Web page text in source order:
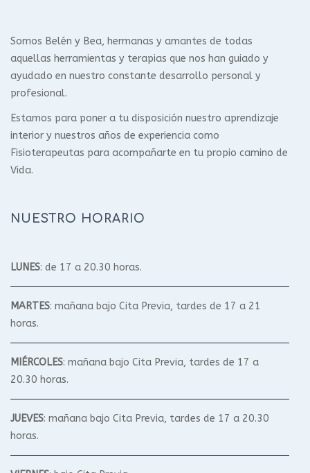
Somos Belén y Bea, hermanas y amantes de todas
aquellas herramientas y terapias que nos han guiado y
ayudado en nuestro constante desarrollo personal y
profesional.
Estamos para poner a tu disposición nuestro aprendizaje
interior y nuestros años de experiencia como
Fisioterapeutas para acompañarte en tu propio camino de
Vida.
NUESTRO HORARIO
LUNES: de 17 a 20.30 horas.
MARTES: mañana bajo Cita Previa, tardes de 17 a 21
horas.
MIÉRCOLES: mañana bajo Cita Previa, tardes de 17 a
20.30 horas.
JUEVES: mañana bajo Cita Previa, tardes de 17 a 20.30
horas.